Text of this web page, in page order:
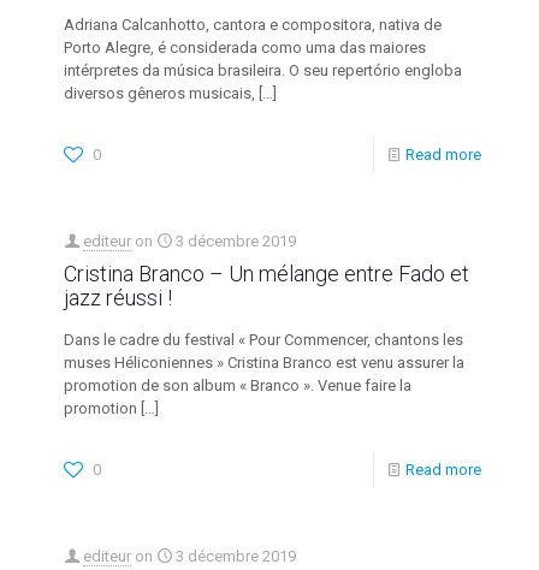
Adriana Calcanhotto, cantora e compositora, nativa de
Porto Alegre, é considerada como uma das maiores
intérpretes da música brasileira. O seu repertório engloba
diversos gêneros musicais, […]
0 Read more
editeur on 3 décembre 2019
Cristina Branco – Un mélange entre Fado et
jazz réussi !
Dans le cadre du festival « Pour Commencer, chantons les
muses Héliconiennes » Cristina Branco est venu assurer la
promotion de son album « Branco ». Venue faire la
promotion […]
0 Read more
editeur on 3 décembre 2019